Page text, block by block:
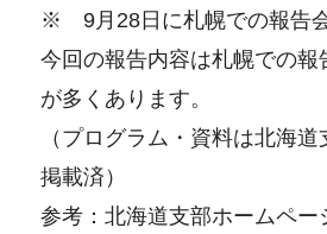
※ 9月28日に札幌での報告
今回の報告内容は札幌での報
が多くあります。
（プログラム・資料は北海
掲載済）
参考：北海道支部ホームペ